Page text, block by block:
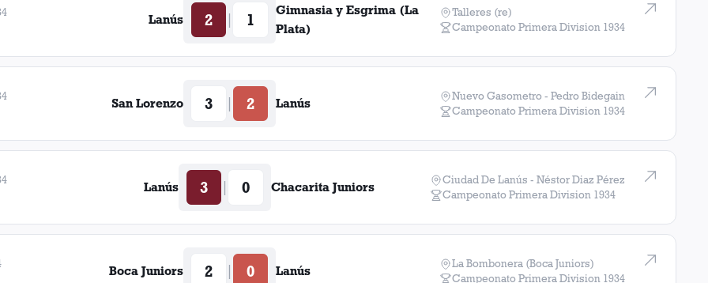
Lanús 2 1
Gimnasia y Esgrima (La
Plata)
Talleres (re)
Campeonato Primera Division 1934
San Lorenzo 3 2 Lanús
Nuevo Gasometro - Pedro Bidegain
Campeonato Primera Division 1934
Lanús 3 0 Chacarita Juniors
Ciudad De Lanús - Néstor Diaz Pérez
Campeonato Primera Division 1934
Boca Juniors 2 0 Lanús
La Bombonera (Boca Juniors)
Campeonato Primera Division 1934